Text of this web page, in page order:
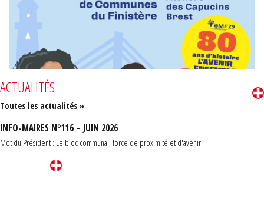
ACTUALITÉS
Toutes les actualités »
INFO-MAIRES N°116 – JUIN 2026
Mot du Président : Le bloc communal, force de proximité et d'avenir